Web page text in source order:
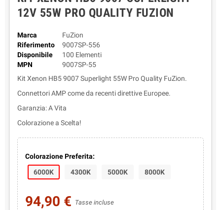
12V 55W PRO QUALITY FUZION
Marca
FuZion
Riferimento
9007SP-556
Disponibile
100 Elementi
MPN
9007SP-55
Kit Xenon HB5 9007 Superlight 55W Pro Quality FuZion.
Connettori AMP come da recenti direttive Europee.
Garanzia: A Vita
Colorazione a Scelta!
Colorazione Preferita:
6000K
4300K 5000K 8000K
94,90 € Tasse incluse